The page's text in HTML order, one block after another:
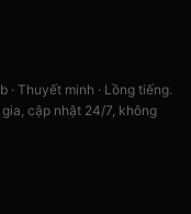
· Thuyết minh · Lồng tiếng.
cập nhật 24/7, không